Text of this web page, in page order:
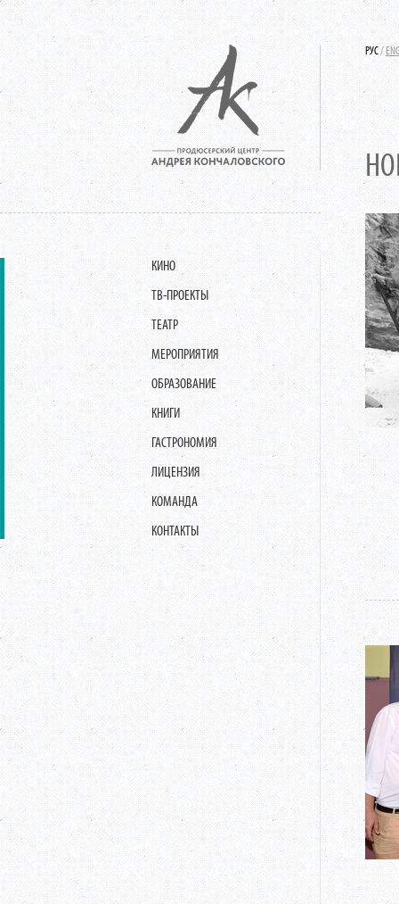
РУС/
КИНО
ТВ-ПРОЕКТЫ
ТЕАТР
МЕРОПРИЯТИЯ
ОБРАЗОВАНИЕ
КНИГИ
ГАСТРОНОМИЯ
ЛИЦЕНЗИЯ
КОМАНДА
КОНТАКТЫ